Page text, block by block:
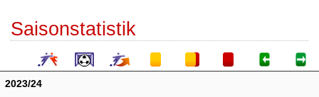
Saisonstatistik
2023/24